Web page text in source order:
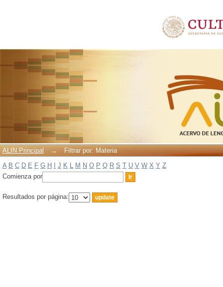
ALIN Principal →
Filtrar por: Materia
A B C D E F G H J K L M N O P Q R S T U V W X Y Z
Comienza por
Resultados por página: